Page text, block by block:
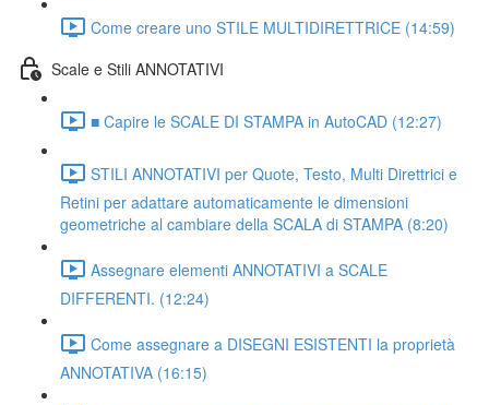
Come creare uno STILE MULTIDIRETTRICE (14:59)
Scale e Stili ANNOTATIVI
■ Capire le SCALE DI STAMPA in AutoCAD (12:27)
STILI ANNOTATIVI per Quote, Testo, Multi Direttrici e
Retini per adattare automaticamente le dimensioni
geometriche al cambiare della SCALA di STAMPA (8:20)
Assegnare elementi ANNOTATIVI a SCALE
DIFFERENTI. (12:24)
Come assegnare a DISEGNI ESISTENTI la proprietà
ANNOTATIVA (16:15)